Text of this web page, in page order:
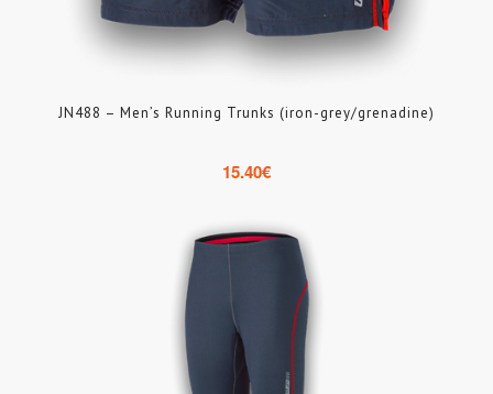
JN488 – Men’s Running Trunks (iron-grey/grenadine)
15.40€